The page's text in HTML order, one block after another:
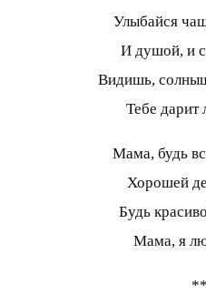
Улыбайся
И душой, и
Видишь,
Тебе дарит
Мама, будь
Хорошей
Будь
Мама, я